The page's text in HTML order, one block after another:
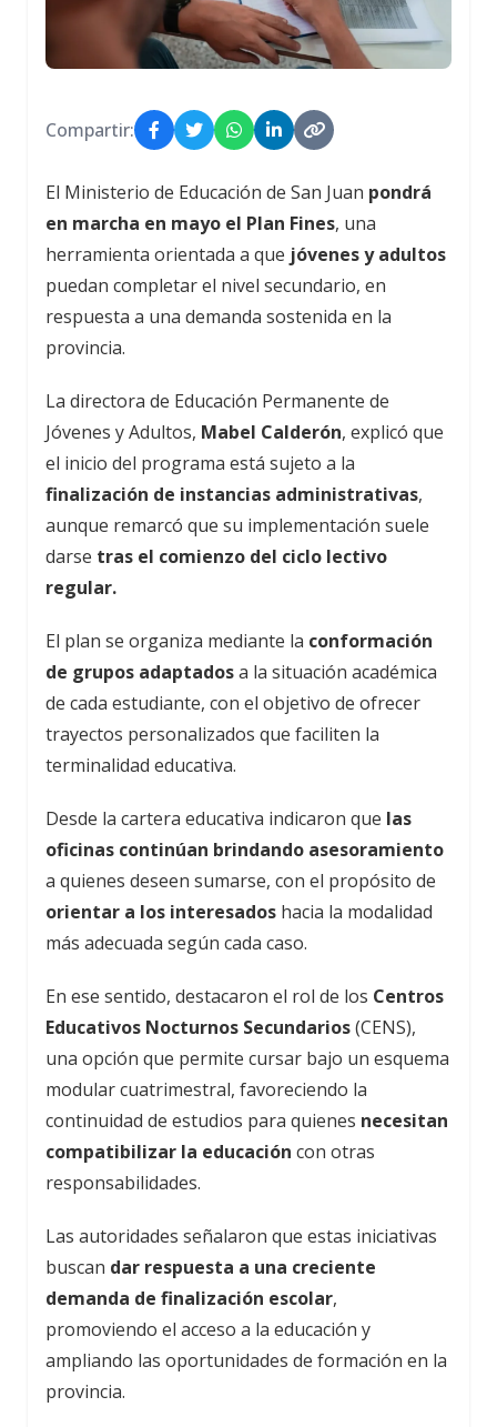
Compartir:
El Ministerio de Educación de San Juan pondrá
en marcha en mayo el Plan Fines, una
herramienta orientada a que jóvenes y adultos
puedan completar el nivel secundario, en
respuesta a una demanda sostenida en la
provincia.
La directora de Educación Permanente de
Jóvenes y Adultos, Mabel Calderón, explicó que
el inicio del programa está sujeto a la
finalización de instancias administrativas,
aunque remarcó que su implementación suele
darse tras el comienzo del ciclo lectivo
regular.
El plan se organiza mediante la conformación
de grupos adaptadosa la situación académica
de cada estudiante, con el objetivo de ofrecer
trayectos personalizados que faciliten la
terminalidad educativa.
Desde la cartera educativa indicaron que las
oficinas continúan brindando asesoramiento
a quienes deseen sumarse, con el propósito de
orientar a los interesados hacia la modalidad
más adecuada según cada caso.
En ese sentido, destacaron el rol de los Centros
Educativos Nocturnos Secundarios(CENS),
una opción que permite cursar bajo un esquema
modular cuatrimestral, favoreciendo la
continuidad de estudios para quienes necesitan
compatibilizar la educación con otras
responsabilidades.
Las autoridades señalaron que estas iniciativas
buscan dar respuesta a una creciente
demanda de finalización escolar,
promoviendo el acceso a la educación y
ampliando las oportunidades de formación en la
provincia.